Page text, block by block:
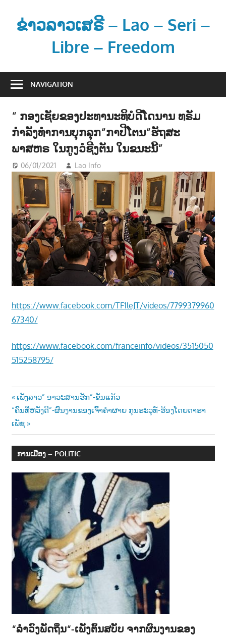
contentຂ່າວລາວເສຣີ – Lao – Seri –
Libre – Freedom
າ
ະ
ຂໍ້
ນ
ວ
ສ
າ
ນ
NAVIGATION
“ ກອງເຊັຍຂອງປະທານະທິບໍດີໂດນານ ທຣັມ
ກຳລັງທຳການບຸກລຸກ“ກາປີໂຕນ“ຮັຖສະ
ພາສຫຣ ໃນກູງວໍຊີງຕັນ ໃນຂນະນີ້”
06/01/2021 Lao Info
https://www.facebook.com/TF1leJT/videos/7799379960
67340/
https://www.facebook.com/franceinfo/videos/3515050
515258795/
Post
navigation
Previous
Post:
ເພັງລາວ” ອາວະສານຮັກ”-ຂັນແກ້ວ
Next
Post:
“ຄົນທີ່ຫວັງດີ”-ຜົນງານຂອງເຈົ້າຄໍາຜາຍ ກຸນຣະວຸທ໌-ຮ້ອງໂດຍດາຣາ
ເພັຊ
ການເມືອງ – POLITIC
“ລຳວົງພັດຖິ່ນ“-ເພັງຕົ້ນສບັບ ຈາກຜົນງານຂອງ